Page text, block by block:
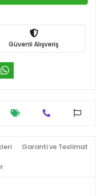
Güvenli Alışveriş
Garanti ve Teslimat